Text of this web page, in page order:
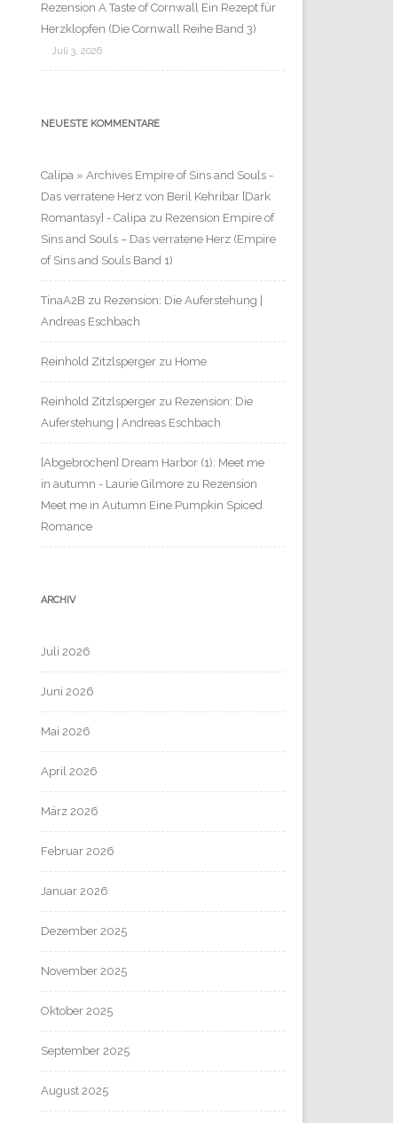
Rezension A Taste of Cornwall Ein Rezept für
Herzklopfen (Die Cornwall Reihe Band 3)
Juli 3, 2026
NEUESTE KOMMENTARE
Calipa » Archives Empire of Sins and Souls -
Das verratene Herz von Beril Kehribar [Dark
Romantasy] - Calipa zu Rezension Empire of
Sins and Souls – Das verratene Herz (Empire
of Sins and Souls Band 1)
TinaA2B zu Rezension: Die Auferstehung |
Andreas Eschbach
Reinhold Zitzlsperger zu Home
Reinhold Zitzlsperger zu Rezension: Die
Auferstehung | Andreas Eschbach
[Abgebrochen] Dream Harbor (1): Meet me
in autumn - Laurie Gilmore zu Rezension
Meet me in Autumn Eine Pumpkin Spiced
Romance
ARCHIV
Juli 2026
Juni 2026
Mai 2026
April 2026
März 2026
Februar 2026
Januar 2026
Dezember 2025
November 2025
Oktober 2025
September 2025
August 2025